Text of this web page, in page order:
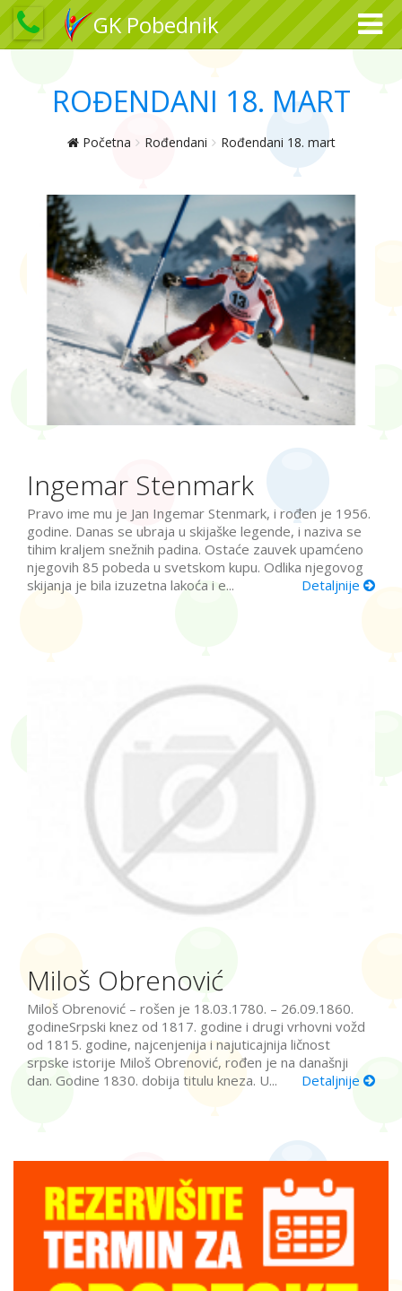
GK Pobednik
ROĐENDANI 18. MART
Početna Rođendani Rođendani 18. mart
Ingemar Stenmark
Pravo ime mu je Jan Ingemar Stenmark, i rođen je 1956.
godine. Danas se ubraja u skijaške legende, i naziva se
tihim kraljem snežnih padina. Ostaće zauvek upamćeno
njegovih 85 pobeda u svetskom kupu. Odlika njegovog
skijanja je bila izuzetna lakoća i e...
Detaljnije
Miloš Obrenović
Miloš Obrenović – rošen je 18.03.1780. – 26.09.1860.
godineSrpski knez od 1817. godine i drugi vrhovni vožd
od 1815. godine, najcenjenija i najuticajnija ličnost
srpske istorije Miloš Obrenović, rođen je na današnji
dan. Godine 1830. dobija titulu kneza. U...
Detaljnije